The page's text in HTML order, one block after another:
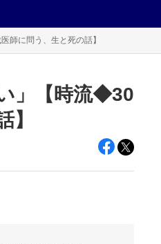
師に問う、生と死の話】
」【時流◆30
】